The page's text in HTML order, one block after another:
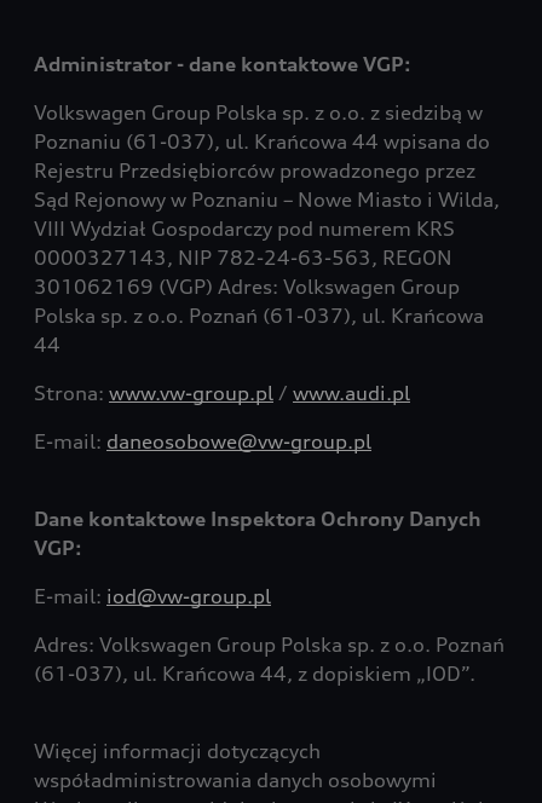
Administrator - dane kontaktowe VGP:
Volkswagen Group Polska sp. z o.o. z siedzibą w
Poznaniu (61-037), ul. Krańcowa 44 wpisana do
Rejestru Przedsiębiorców prowadzonego przez
Sąd Rejonowy w Poznaniu – Nowe Miasto i Wilda,
VIII Wydział Gospodarczy pod numerem KRS
0000327143, NIP 782-24-63-563, REGON
301062169 (VGP) Adres: Volkswagen Group
Polska sp. z o.o. Poznań (61-037), ul. Krańcowa
44
Strona: www.vw-group.pl / www.audi.pl
E-mail: daneosobowe@vw-group.pl
Dane kontaktowe Inspektora Ochrony Danych
VGP:
E-mail: iod@vw-group.pl
Adres: Volkswagen Group Polska sp. z o.o. Poznań
(61-037), ul. Krańcowa 44, z dopiskiem „IOD”.
Więcej informacji dotyczących
współadministrowania danych osobowymi